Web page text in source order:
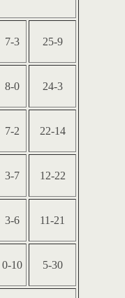
7-3 25-9
8-0 24-3
7-2 22-14
3-7 12-22
3-6 11-21
0-10 5-30